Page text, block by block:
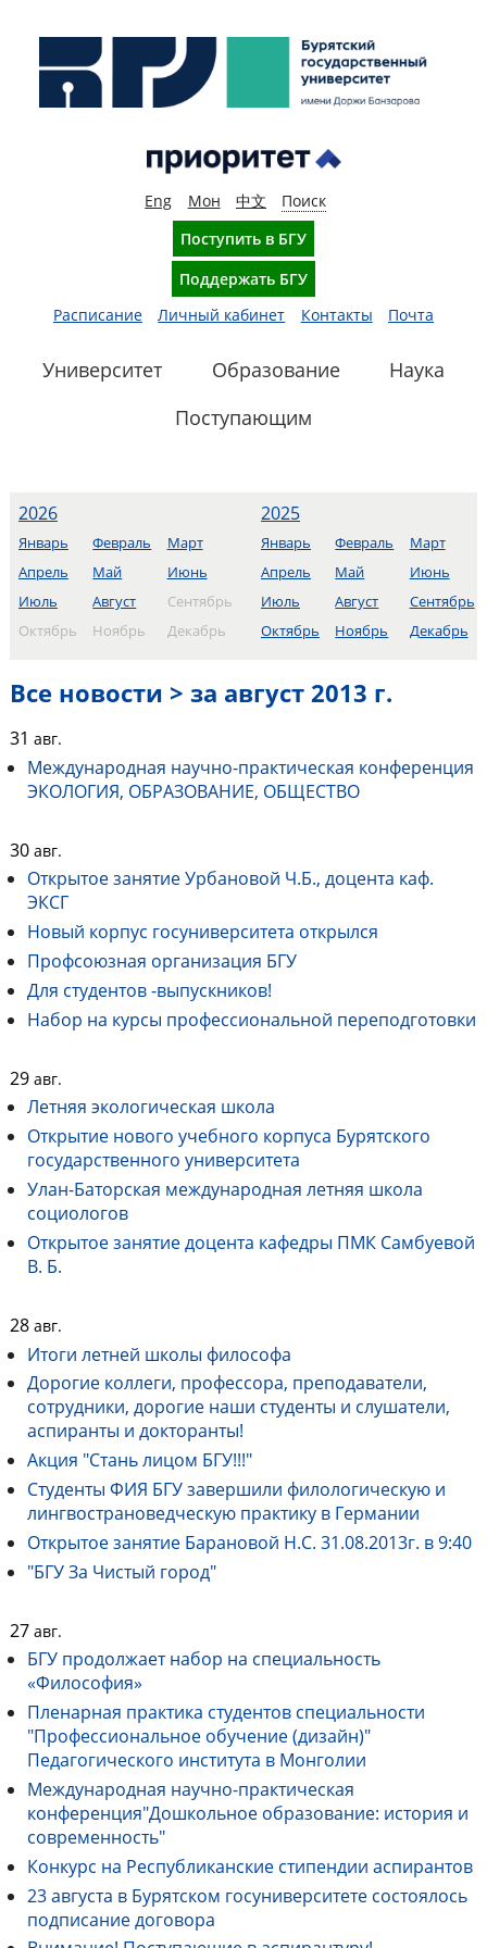
Eng Мон 中文
Поиск
Поступить в БГУ
Поддержать БГУ
Расписание
Личный кабинет Контакты Почта
Университет Образование
Наука
Поступающим
2026
Январь Февраль
Март
Апрель
Май
Июнь
Июль
Август
Сентябрь
Октябрь
Ноябрь Декабрь
2025
Январь Февраль
Март
Апрель
Май
Июнь
Июль
Август
Сентябрь
Октябрь
Ноябрь Декабрь
Все новости > за август 2013 г.
31 авг.
Международная научно-практическая конференция
ЭКОЛОГИЯ, ОБРАЗОВАНИЕ, ОБЩЕСТВО
30 авг.
Открытое занятие Урбановой Ч.Б., доцента каф.
ЭКСГ
Новый корпус госуниверситета открылся
Профсоюзная организация БГУ
Для студентов -выпускников!
Набор на курсы профессиональной переподготовки
29 авг.
Летняя экологическая школа
Открытие нового учебного корпуса Бурятского
государственного университета
Улан-Баторская международная летняя школа
социологов
Открытое занятие доцента кафедры ПМК Самбуевой
В. Б.
28 авг.
Итоги летней школы философа
Дорогие коллеги, профессора, преподаватели,
сотрудники, дорогие наши студенты и слушатели,
аспиранты и докторанты!
Акция "Стань лицом БГУ!!!"
Студенты ФИЯ БГУ завершили филологическую и
лингвострановедческую практику в Германии
Открытое занятие Барановой Н.С. 31.08.2013г. в 9:40
"БГУ За Чистый город"
27 авг.
БГУ продолжает набор на специальность
«Философия»
Пленарная практика студентов специальности
"Профессиональное обучение (дизайн)"
Педагогического института в Монголии
Международная научно-практическая
конференция"Дошкольное образование: история и
современность"
Конкурс на Республиканские стипендии аспирантов
23 августа в Бурятском госуниверситете состоялось
подписание договора